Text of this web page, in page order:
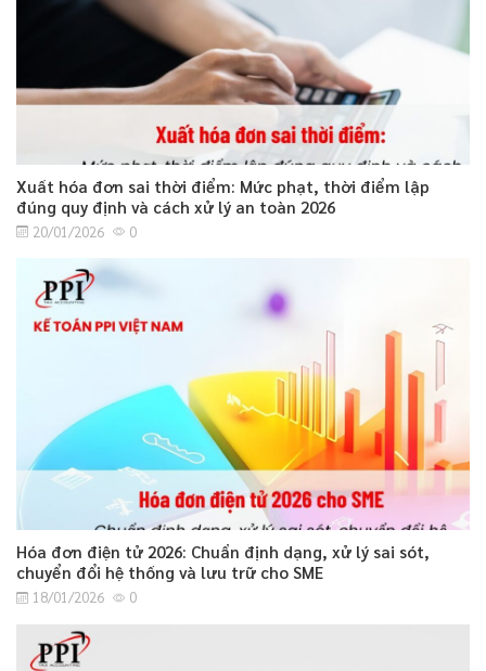
Xuất hóa đơn sai thời điểm: Mức phạt, thời điểm lập
đúng quy định và cách xử lý an toàn 2026
20/01/2026 0
Hóa đơn điện tử 2026: Chuẩn định dạng, xử lý sai sót,
chuyển đổi hệ thống và lưu trữ cho SME
18/01/2026 0